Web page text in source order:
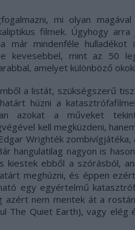
mi olyan
filmek. Úgyhogy
már mindenféle hulladékot
kevesebbel, mint az 50
amelyet különböző
a listát, szükségszerű
húzni a
azokat a műveket
kell megküzdeni,
Wrighték zombivígjátéka,
hangulatilag nagyon is
kiestek ebből a szórásból,
meghúzni, és éppen
egy egyértelmű
azért nem mentek át a
The Quiet Earth), vagy elég